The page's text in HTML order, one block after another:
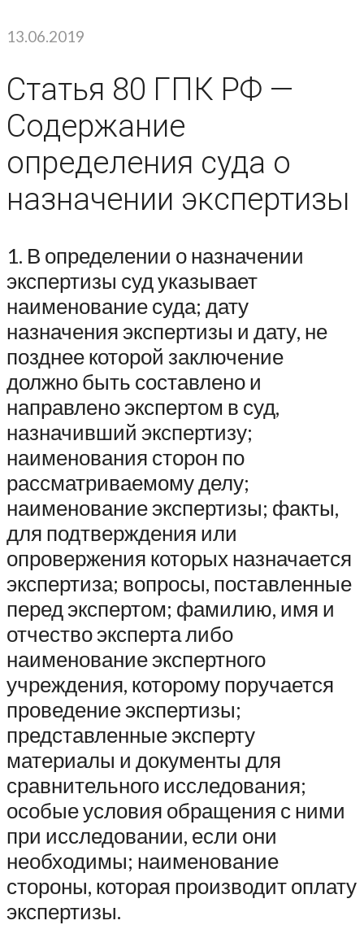
13.06.2019
Статья 80 ГПК РФ —
Содержание
определения суда о
назначении экспертизы
1. В определении о назначении
экспертизы суд указывает
наименование суда; дату
назначения экспертизы и дату, не
позднее которой заключение
должно быть составлено и
направлено экспертом в суд,
назначивший экспертизу;
наименования сторон по
рассматриваемому делу;
наименование экспертизы; факты,
для подтверждения или
опровержения которых назначается
экспертиза; вопросы, поставленные
перед экспертом; фамилию, имя и
отчество эксперта либо
наименование экспертного
учреждения, которому поручается
проведение экспертизы;
представленные эксперту
материалы и документы для
сравнительного исследования;
особые условия обращения с ними
при исследовании, если они
необходимы; наименование
стороны, которая производит оплату
экспертизы.